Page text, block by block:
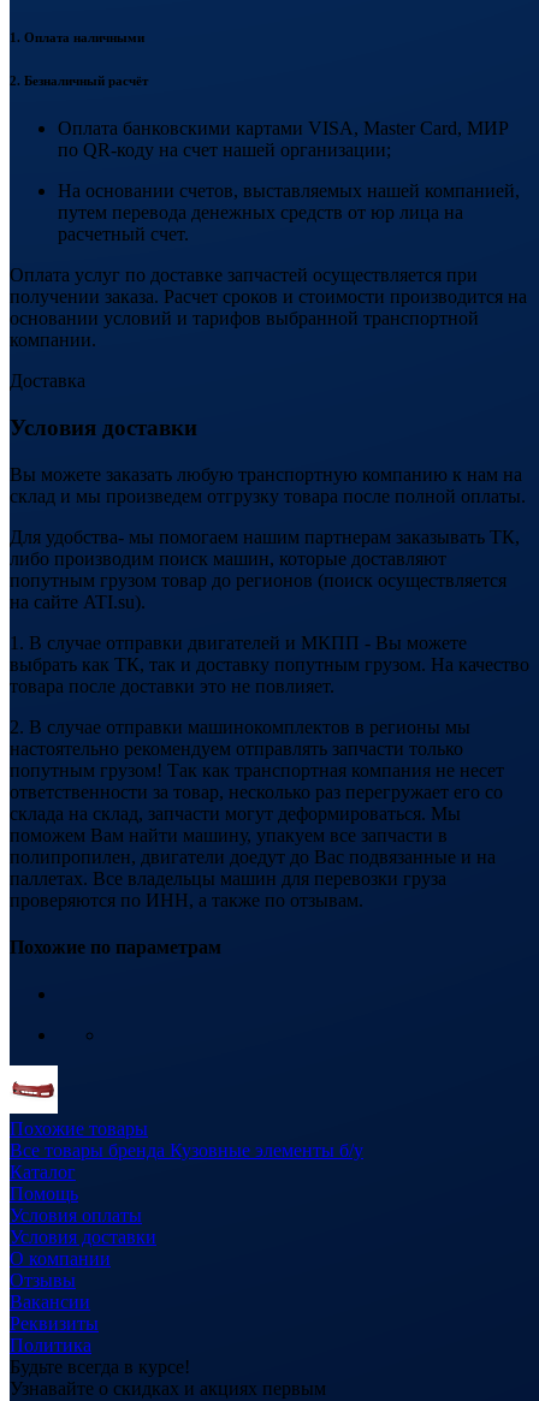
1. Оплата наличными
2. Безналичный расчёт
Оплата банковскими картами VISA, Master Card, МИР
по QR-коду на счет нашей организации;
На основании счетов, выставляемых нашей компанией,
путем перевода денежных средств от юр лица на
расчетный счет.
Оплата услуг по доставке запчастей осуществляется при
получении заказа. Расчет сроков и стоимости производится на
основании условий и тарифов выбранной транспортной
компании.
Доставка
Условия доставки
Вы можете заказать любую транспортную компанию к нам на
склад и мы произведем отгрузку товара после полной оплаты.
Для удобства- мы помогаем нашим партнерам заказывать ТК,
либо производим поиск машин, которые доставляют
попутным грузом товар до регионов (поиск осуществляется
на сайте ATI.su).
1. В случае отправки двигателей и МКПП - Вы можете
выбрать как ТК, так и доставку попутным грузом. На качество
товара после доставки это не повлияет.
2. В случае отправки машинокомплектов в регионы мы
настоятельно рекомендуем отправлять запчасти только
попутным грузом! Так как транспортная компания не несет
ответственности за товар, несколько раз перегружает его со
склада на склад, запчасти могут деформироваться. Мы
поможем Вам найти машину, упакуем все запчасти в
полипропилен, двигатели доедут до Вас подвязанные и на
паллетах. Все владельцы машин для перевозки груза
проверяются по ИНН, а также по отзывам.
Похожие по параметрам
Похожие товары
Все товары бренда Кузовные элементы б/у
Каталог
Помощь
Условия оплаты
Условия доставки
О компании
Отзывы
Вакансии
Реквизиты
Политика
Будьте всегда в курсе!
Узнавайте о скидках и акциях первым